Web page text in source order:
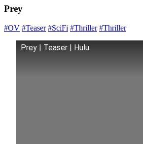
Prey
#OV #Teaser #SciFi #Thriller #Thriller
Prey | Teaser | Hulu